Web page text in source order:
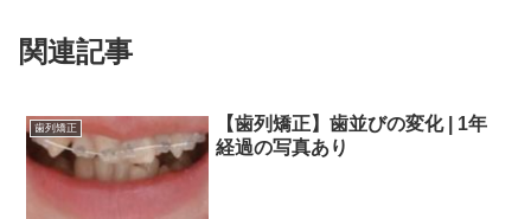
関連記事
歯列矯正
【歯列矯正】歯並びの変化 | 1年
経過の写真あり